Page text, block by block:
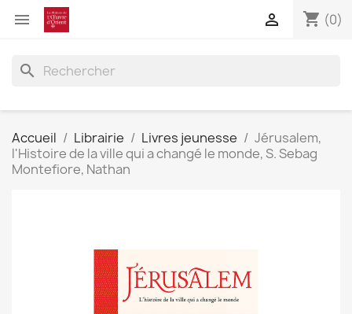
 shopping_cart (0)

search
Accueil Librairie Livres jeunesse
Jérusalem,
l'Histoire de la ville qui a changé le monde, S. Sebag
Montefiore, Nathan